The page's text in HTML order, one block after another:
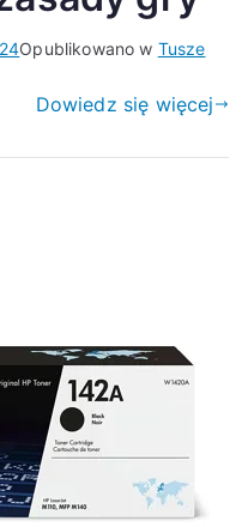
Opublikowano w Tusze
Dowiedz się więcej